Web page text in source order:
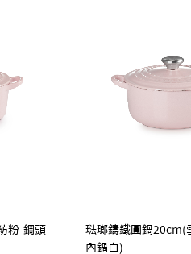
粉-鋼頭-
琺瑯鑄鐵圓鍋20cm(
內鍋白)